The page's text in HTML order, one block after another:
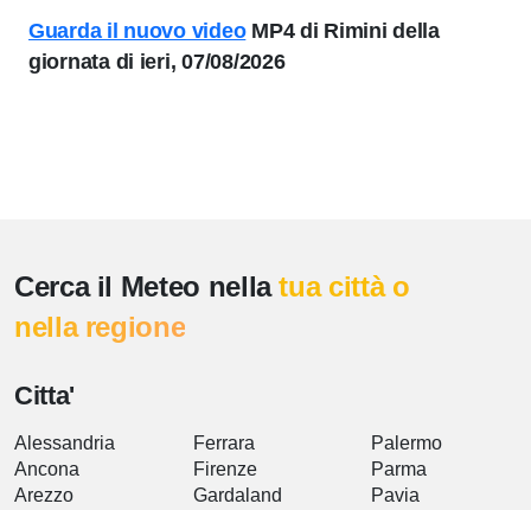
Guarda il nuovo videoMP4 di Rimini della
giornata di ieri, 07/08/2026
Cerca il Meteo nellatua città o
nella regione
Citta'
Alessandria
Ancona
Arezzo
Ferrara
Firenze
Gardaland
Palermo
Parma
Pavia